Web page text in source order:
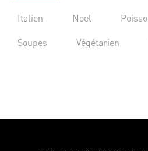
Italien Noel
Soupes Végétarien